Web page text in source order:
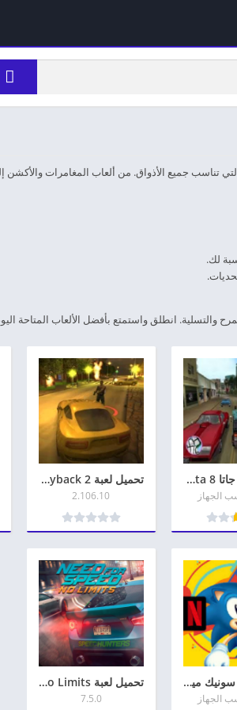
جميع الأذواق. من ألعاب المغامرات والأكشن
لك.
والتسلية. انطلق واستمتع بأفضل الألعاب المتاحة
تحميل لعبة جاتا 8 gta كاملة مجانا رابط مباشر
الجهاز
تحميل لعبة Payback 2 للاندرويد اخر اصدار
2.106.10
تحميل لعبة سونيك مينيا Sonic Mania برابط مباشر
الجهاز
تحميل لعبة Need for Speed No Limits للأندرويد 2026
7.5.0